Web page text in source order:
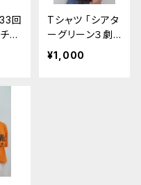
回
リ
鵞
Tシャツ 「シアタ
ーグリーン３劇
場連動企画」ブ
ラウン
¥1,000